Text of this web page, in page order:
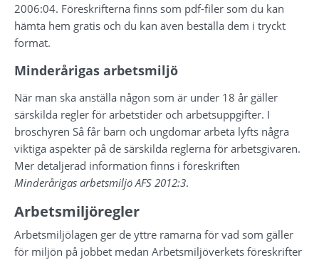
2006:04. Föreskrifterna finns som pdf-filer som du kan
hämta hem gratis och du kan även beställa dem i tryckt
format.
Minderårigas arbetsmiljö
När man ska anställa någon som är under 18 år gäller
särskilda regler för arbetstider och arbetsuppgifter. I
broschyren Så får barn och ungdomar arbeta lyfts några
viktiga aspekter på de särskilda reglerna för arbetsgivaren.
Minderårigas arbetsmiljö AFS 2012:3.
Arbetsmiljöregler
Arbetsmiljölagen ger de yttre ramarna för vad som gäller
för miljön på jobbet medan Arbetsmiljöverkets föreskrifter